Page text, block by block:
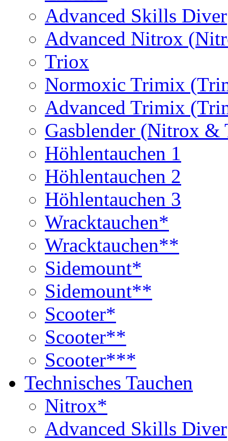
Advanced Skills Diver
Advanced Nitrox
Triox
Normoxic Trimix
Advanced Trimix
Gasblender (Nitrox
Höhlentauchen 1
Höhlentauchen 2
Höhlentauchen 3
Wracktauchen*
Wracktauchen**
Sidemount*
Sidemount**
Scooter*
Scooter**
Scooter***
Technisches Tauchen
Nitrox*
Advanced Skills Diver